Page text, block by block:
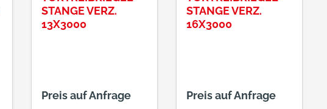
STANGE VERZ.
13X3000
Preis auf Anfrage
STANGE VERZ.
16X3000
Preis auf Anfrage